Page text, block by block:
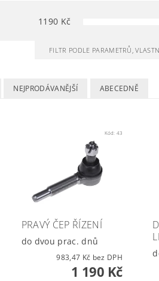
1190 Kč
FILTR PODLE PARAMETRŮ,
NEJPRODÁVANĚJŠÍ ABECEDNĚ
Kód:43
PRAVÝ ČEP ŘÍZENÍ
do dvou prac. dnů
983,47 Kč bez DPH
1 190 Kč